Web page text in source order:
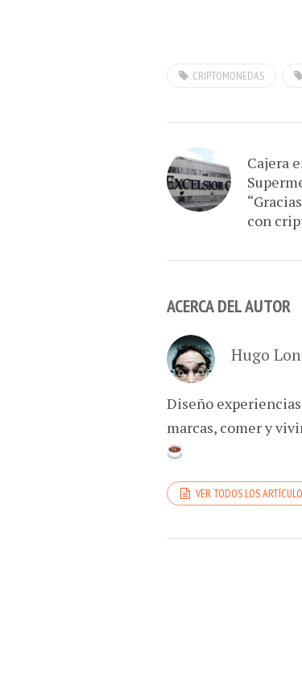
CRIPTOMONEDAS
Cajera
con
ACERCA DEL AUTOR
Hugo
Diseño
marcas, comer y
VER TODOS LOS